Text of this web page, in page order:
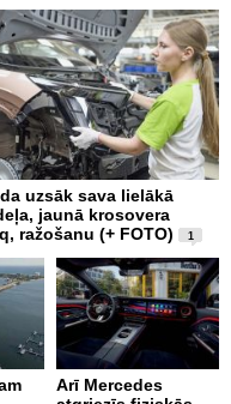
uzsāk sava lielākā
jaunā krosovera
ražošanu (+ FOTO)
1
Arī Mercedes